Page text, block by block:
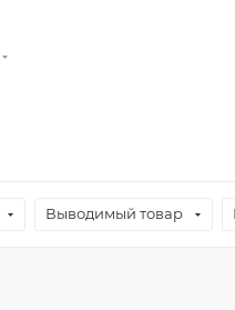
Выводимый товар